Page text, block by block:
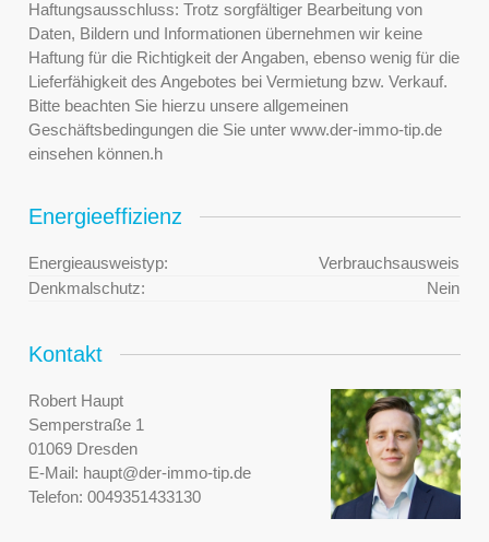
Haftungsausschluss: Trotz sorgfältiger Bearbeitung von
Daten, Bildern und Informationen übernehmen wir keine
Haftung für die Richtigkeit der Angaben, ebenso wenig für die
Lieferfähigkeit des Angebotes bei Vermietung bzw. Verkauf.
Bitte beachten Sie hierzu unsere allgemeinen
Geschäftsbedingungen die Sie unter www.der-immo-tip.de
einsehen können.h
Energieeffizienz
Energieausweistyp:
Verbrauchsausweis
Denkmalschutz:
Nein
Kontakt
Robert Haupt
Semperstraße 1
01069 Dresden
E-Mail: haupt@der-immo-tip.de
Telefon: 0049351433130